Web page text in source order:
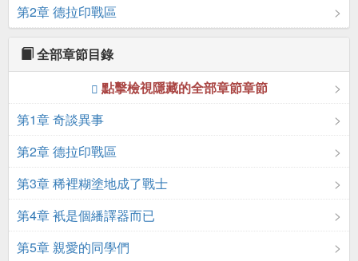
第2章 德拉印戰區
全部章節目錄
點擊檢視隱藏的全部章節章節
第1章 奇談異事
第2章 德拉印戰區
第3章 稀裡糊塗地成了戰士
第4章 衹是個繙譯器而已
第5章 親愛的同學們